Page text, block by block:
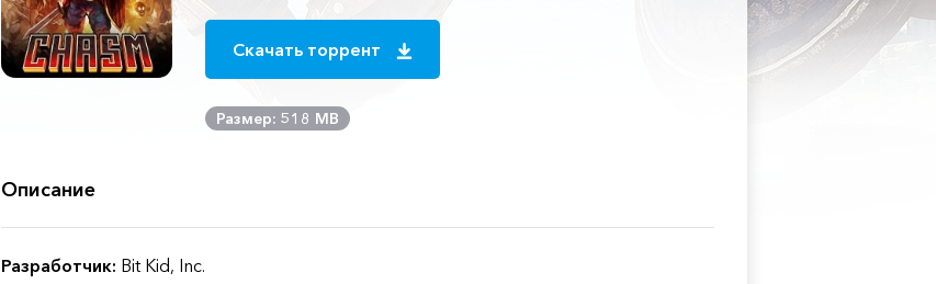
Скачать торрент
Размер: 518 MB
Описание
Разработчик: Bit Kid, Inc.